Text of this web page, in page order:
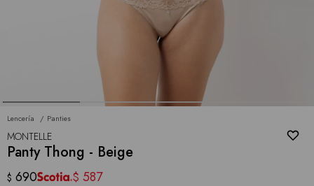
Lencería Panties
MONTELLE
Panty Thong - Beige
$ 690 $ 587